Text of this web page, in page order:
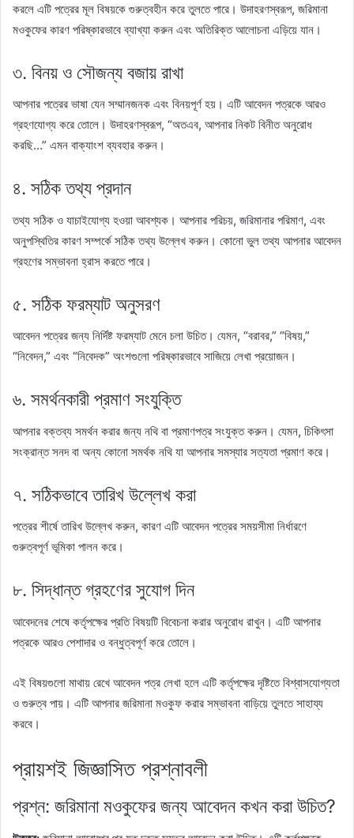
করলে এটি পত্রের মূল বিষয়কে গুরুত্বহীন করে তুলতে পারে। উদাহরণস্বরূপ, জরিমানা
মওকুফের কারণ পরিষ্কারভাবে ব্যাখ্যা করুন এবং অতিরিক্ত আলোচনা এড়িয়ে যান।
৩. বিনয় ও সৌজন্য বজায় রাখা
আপনার পত্রের ভাষা যেন সম্মানজনক এবং বিনয়পূর্ণ হয়। এটি আবেদন পত্রকে আরও
গ্রহণযোগ্য করে তোলে। উদাহরণস্বরূপ, “অতএব, আপনার নিকট বিনীত অনুরোধ
করছি…” এমন বাক্যাংশ ব্যবহার করুন।
৪. সঠিক তথ্য প্রদান
তথ্য সঠিক ও যাচাইযোগ্য হওয়া আবশ্যক। আপনার পরিচয়, জরিমানার পরিমাণ, এবং
অনুপস্থিতির কারণ সম্পর্কে সঠিক তথ্য উল্লেখ করুন। কোনো ভুল তথ্য আপনার আবেদন
গ্রহণের সম্ভাবনা হ্রাস করতে পারে।
৫. সঠিক ফরম্যাট অনুসরণ
আবেদন পত্রের জন্য নির্দিষ্ট ফরম্যাট মেনে চলা উচিত। যেমন, “বরাবর,” “বিষয়,”
“নিবেদন,” এবং “নিবেদক” অংশগুলো পরিষ্কারভাবে সাজিয়ে লেখা প্রয়োজন।
৬. সমর্থনকারী প্রমাণ সংযুক্তি
আপনার বক্তব্য সমর্থন করার জন্য নথি বা প্রমাণপত্র সংযুক্ত করুন। যেমন, চিকিৎসা
সংক্রান্ত সনদ বা অন্য কোনো সমর্থক নথি যা আপনার সমস্যার সত্যতা প্রমাণ করে।
৭. সঠিকভাবে তারিখ উল্লেখ করা
পত্রের শীর্ষে তারিখ উল্লেখ করুন, কারণ এটি আবেদন পত্রের সময়সীমা নির্ধারণে
গুরুত্বপূর্ণ ভূমিকা পালন করে।
৮. সিদ্ধান্ত গ্রহণের সুযোগ দিন
আবেদনের শেষে কর্তৃপক্ষের প্রতি বিষয়টি বিবেচনা করার অনুরোধ রাখুন। এটি আপনার
পত্রকে আরও পেশাদার ও বন্ধুত্বপূর্ণ করে তোলে।
এই বিষয়গুলো মাথায় রেখে আবেদন পত্র লেখা হলে এটি কর্তৃপক্ষের দৃষ্টিতে বিশ্বাসযোগ্যতা
ও গুরুত্ব পায়। এটি আপনার জরিমানা মওকুফ করার সম্ভাবনা বাড়িয়ে তুলতে সাহায্য
করবে।
প্রায়শই জিজ্ঞাসিত প্রশ্নাবলী
প্রশ্ন: জরিমানা মওকুফের জন্য আবেদন কখন করা উচিত?